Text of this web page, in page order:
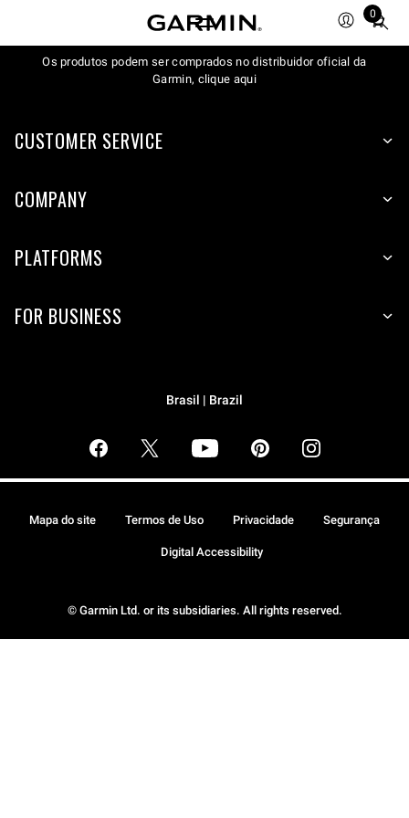
0
Total
items
in
Os produtos podem ser comprados no distribuidor oficial da
Garmin, clique aqui
CUSTOMER SERVICE
COMPANY
PLATFORMS
FOR BUSINESS
Brasil | Brazil
© Garmin Ltd. or its subsidiaries. All rights reserved.
Mapa do site Termos de Uso Privacidade Segurança
Digital Accessibility